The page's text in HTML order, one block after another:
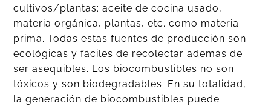
cultivos/plantas: aceite de cocina usado,
materia orgánica, plantas, etc. como materia
prima. Todas estas fuentes de producción son
ecológicas y fáciles de recolectar además de
ser asequibles. Los biocombustibles no son
tóxicos y son biodegradables. En su totalidad,
la generación de biocombustibles puede